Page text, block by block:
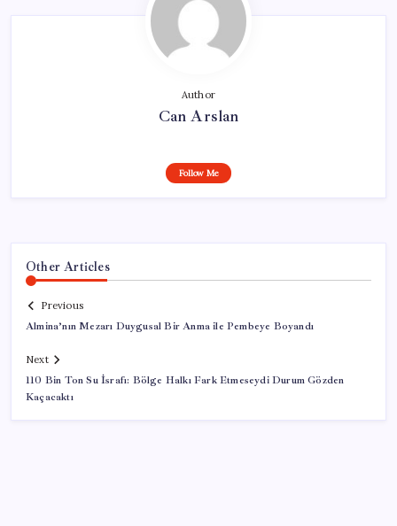
Author
Can Arslan
Follow Me
Other Articles
Previous
Almina’nın Mezarı Duygusal Bir Anma ile Pembeye Boyandı
Next
110 Bin Ton Su İsrafı: Bölge Halkı Fark Etmeseydi Durum Gözden
Kaçacaktı